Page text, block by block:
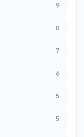
9
8
7
6
5
5